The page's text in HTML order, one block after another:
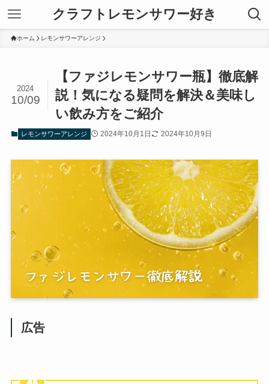
クラフトレモンサワー好き
ホーム レモンサワーアレンジ
【ファジレモンサワー瓶】徹底解
説！気になる疑問を解決＆美味し
い飲み方をご紹介
2024
10/09
レモンサワーアレンジ 2024年10月1日 2024年10月9日
広告